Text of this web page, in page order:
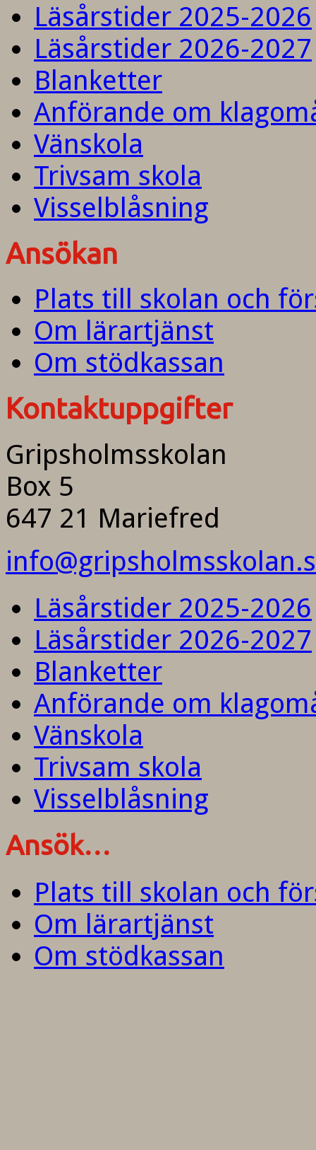
Läsårstider 2025-2026
Läsårstider 2026-2027
Blanketter
Anförande om
Vänskola
Trivsam skola
Visselblåsning
Ansökan
Plats till skolan och
Om lärartjänst
Om stödkassan
Kontaktuppgifter
Gripsholmsskolan
Box 5
647 21 Mariefred
Läsårstider 2025-2026
Läsårstider 2026-2027
Blanketter
Anförande om
Vänskola
Trivsam skola
Visselblåsning
Ansök…
Plats till skolan och
Om lärartjänst
Om stödkassan